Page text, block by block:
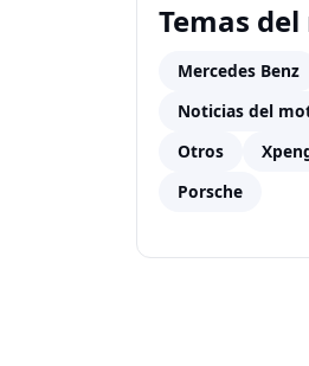
Temas
Mercedes Benz
Noticias del
Otros
Porsche